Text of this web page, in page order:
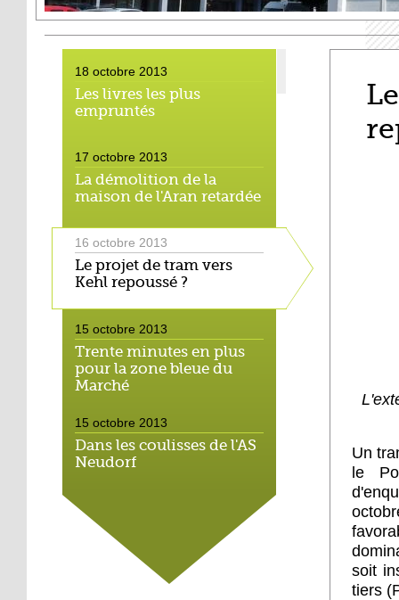
18 octobre 2013
Les livres les plus
empruntés
17 octobre 2013
La démolition de la
maison de l'Aran retardée
16 octobre 2013
Le projet de tram vers
Kehl repoussé ?
15 octobre 2013
Trente minutes en plus
pour la zone bleue du
Marché
15 octobre 2013
Dans les coulisses de l'AS
Neudorf
15 octobre 2013
Place du marché : les
vieux vélos roulent
Un
le
soit
tiers